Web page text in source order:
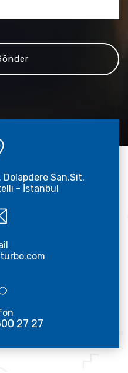
Dolapdere San.Sit.
- İstanbul
27 27